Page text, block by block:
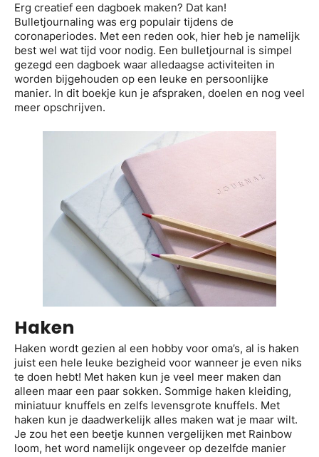
Erg creatief een dagboek maken? Dat kan!
Bulletjournaling was erg populair tijdens de
coronaperiodes. Met een reden ook, hier heb je namelijk
best wel wat tijd voor nodig. Een bulletjournal is simpel
gezegd een dagboek waar alledaagse activiteiten in
worden bijgehouden op een leuke en persoonlijke
manier. In dit boekje kun je afspraken, doelen en nog veel
meer opschrijven.
Haken
Haken wordt gezien al een hobby voor oma’s, al is haken
juist een hele leuke bezigheid voor wanneer je even niks
te doen hebt! Met haken kun je veel meer maken dan
alleen maar een paar sokken. Sommige haken kleiding,
miniatuur knuffels en zelfs levensgrote knuffels. Met
haken kun je daadwerkelijk alles maken wat je maar wilt.
Je zou het een beetje kunnen vergelijken met Rainbow
loom, het word namelijk ongeveer op dezelfde manier